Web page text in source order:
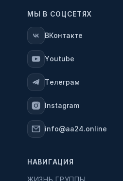
МЫ В СОЦСЕТЯХ
ВКонтакте
Youtube
Телеграм
Instagram
info@aa24.online
НАВИГАЦИЯ